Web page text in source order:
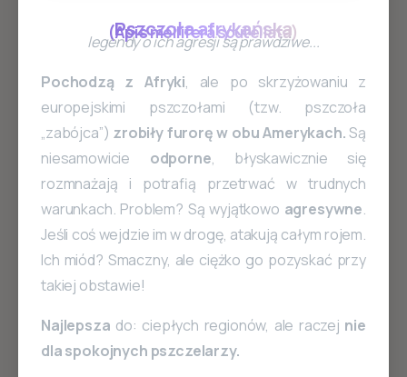
Pszczołaafrykańska
(Apismelliferascutellata)
legendy o ich agresji są prawdziwe...
Pochodzą z Afryki, ale po skrzyżowaniu z
europejskimi pszczołami (tzw. pszczoła
„zabójca”) zrobiły furorę w obu Amerykach.Są
niesamowicie odporne, błyskawicznie się
rozmnażają i potrafią przetrwać w trudnych
warunkach. Problem? Są wyjątkowo agresywne.
Jeśli coś wejdzie im w drogę, atakują całym rojem.
Ich miód? Smaczny, ale ciężko go pozyskać przy
takiej obstawie!
Najlepsza do: ciepłych regionów, ale raczej nie
dla spokojnych pszczelarzy.